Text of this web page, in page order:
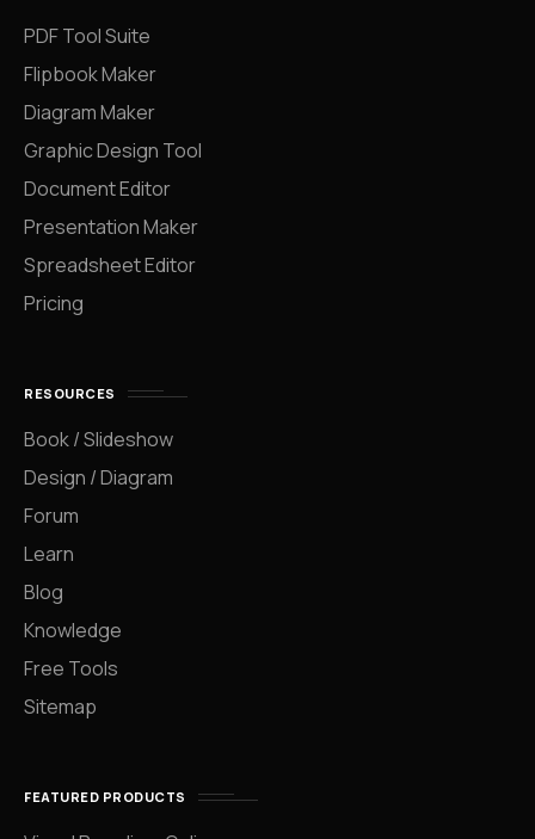
PDF Tool Suite
Flipbook Maker
Diagram Maker
Graphic Design Tool
Document Editor
Presentation Maker
Spreadsheet Editor
Pricing
RESOURCES
Book / Slideshow
Design / Diagram
Forum
Learn
Blog
Knowledge
Free Tools
Sitemap
FEATURED PRODUCTS